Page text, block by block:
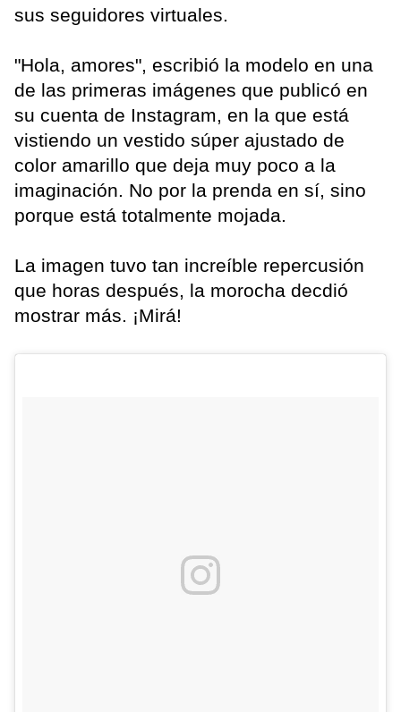
sus seguidores virtuales.
"Hola, amores", escribió la modelo en una
de las primeras imágenes que publicó en
su cuenta de Instagram, en la que está
vistiendo un vestido súper ajustado de
color amarillo que deja muy poco a la
imaginación. No por la prenda en sí, sino
porque está totalmente mojada.
La imagen tuvo tan increíble repercusión
que horas después, la morocha decdió
mostrar más. ¡Mirá!